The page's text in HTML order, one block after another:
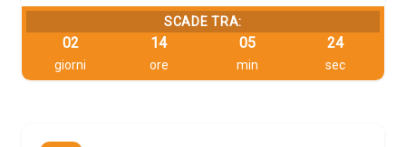
SCADE TRA:
02
giorni
14
ore
05
min
23
sec